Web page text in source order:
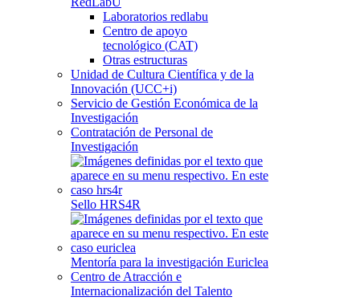
Laboratorios redlabu
Centro de apoyo
tecnológico (CAT)
Otras estructuras
Unidad de Cultura Científica y de la
Innovación (UCC+i)
Servicio de Gestión Económica de la
Investigación
Contratación de Personal de
Investigación
Sello HRS4R
Mentoría para la investigación Euriclea
Centro de Atracción e
Internacionalización del Talento